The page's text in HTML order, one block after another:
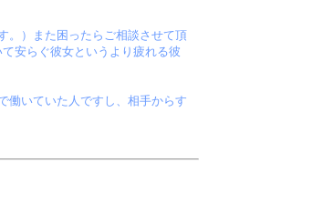
。）また困ったらご相談させて頂
安らぐ彼女というより疲れる彼
働いていた人ですし、相手からす